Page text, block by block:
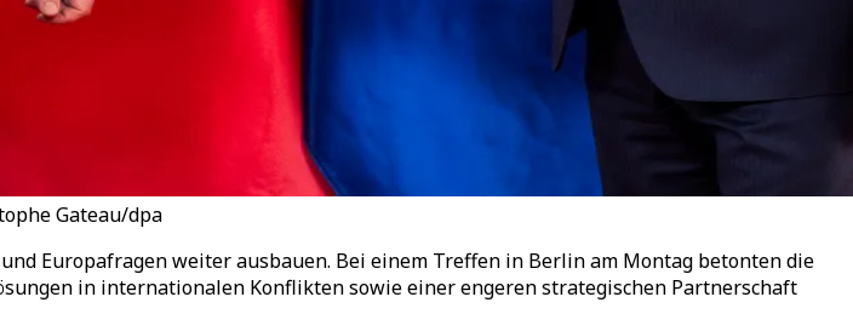
Gateau/dpa
Europafragen weiter ausbauen. Bei einem Treffen in Berlin am Montag betonten die
in internationalen Konflikten sowie einer engeren strategischen Partnerschaft